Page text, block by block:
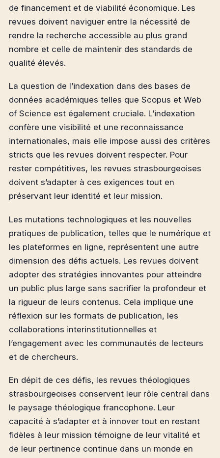
de financement et de viabilité économique. Les
revues doivent naviguer entre la nécessité de
rendre la recherche accessible au plus grand
nombre et celle de maintenir des standards de
qualité élevés.
La question de l’indexation dans des bases de
données académiques telles que Scopus et Web
of Science est également cruciale. L’indexation
confère une visibilité et une reconnaissance
internationales, mais elle impose aussi des critères
stricts que les revues doivent respecter. Pour
rester compétitives, les revues strasbourgeoises
doivent s’adapter à ces exigences tout en
préservant leur identité et leur mission.
Les mutations technologiques et les nouvelles
pratiques de publication, telles que le numérique et
les plateformes en ligne, représentent une autre
dimension des défis actuels. Les revues doivent
adopter des stratégies innovantes pour atteindre
un public plus large sans sacrifier la profondeur et
la rigueur de leurs contenus. Cela implique une
réflexion sur les formats de publication, les
collaborations interinstitutionnelles et
l’engagement avec les communautés de lecteurs
et de chercheurs.
En dépit de ces défis, les revues théologiques
strasbourgeoises conservent leur rôle central dans
le paysage théologique francophone. Leur
capacité à s’adapter et à innover tout en restant
fidèles à leur mission témoigne de leur vitalité et
de leur pertinence continue dans un monde en